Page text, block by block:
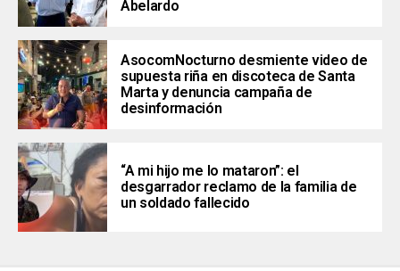
Abelardo
AsocomNocturno desmiente video de
supuesta riña en discoteca de Santa
Marta y denuncia campaña de
desinformación
“A mi hijo me lo mataron”: el
desgarrador reclamo de la familia de
un soldado fallecido